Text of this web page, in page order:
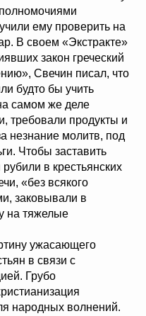
ему проверить на
В своем «Экстракте»
закон греческий
Свечин писал, что
будто бы учить
самом же деле
требовали продукты и
незнание молитв, под
Чтобы заставить
в крестьянских
«без всякого
заковывали в
на тяжелые
ужасающего
в связи с
Грубо
народных волнений.